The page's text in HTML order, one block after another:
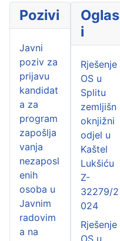
Pozivi
Javni
poziv za
prijavu
kandidat
a za
program
zapošlja
vanja
nezaposl
enih
osoba u
Javnim
radovim
a na
Oglas
i
Rješenje
OS u
Splitu
zemljišn
oknjižni
odjel u
Kaštel
Lukšiću
Z-
32279/2
024
Rješenje
OS u